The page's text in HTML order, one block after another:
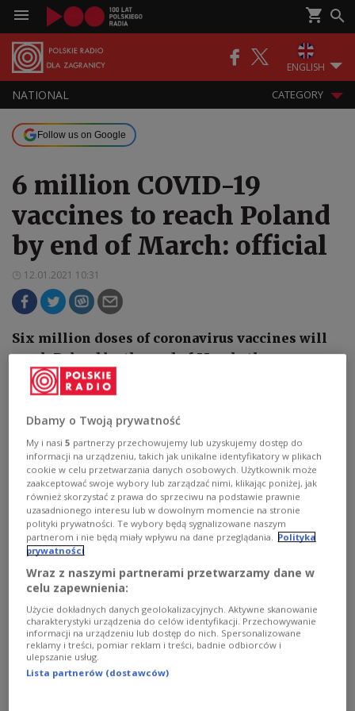
ENGLISH
NATIONAL CATEGORY
Follow us on Google
6 million COVID-19
vaccines to reach Poland
by end of March: official
12.01.2021 10:31
Six million doses of coronavirus vaccines will
reach Poland by the end of March, the
government spokesman said on Tuesday.
Photo: PAP/Jakub Kaczmarczyk
Spokesman Piotr Müller said that the pace at which
vaccinations are carried out depends on how
quickly shots are delivered to Poland.
Dbamy o Twoją prywatność
My i nasi5 partnerzy przechowujemy lub uzyskujemy dostęp do
informacji na urządzeniu, takich jak unikalne identyfikatory w plikach
cookie w celu przetwarzania danych osobowych. Użytkownik może
zaakceptować swoje wybory lub zarządzać nimi, klikając poniżej, jak
również skorzystać z prawa do sprzeciwu na podstawie prawnie
uzasadnionego interesu lub w dowolnym momencie na stronie
polityki prywatności. Te wybory będą sygnalizowane naszym
partnerom i nie będą miały wpływu na dane przeglądania. Polityka
prywatności
Wraz z naszymi partnerami przetwarzamy dane w
celu zapewnienia:
Użycie dokładnych danych geolokalizacyjnych. Aktywne skanowanie
charakterystyki urządzenia do celów identyfikacji. Przechowywanie
informacji na urządzeniu lub dostęp do nich. Spersonalizowane
reklamy i treści, pomiar reklam i treści, badnie odbiorców i
ulepszanie usług.
Lista partnerów (dostawców)